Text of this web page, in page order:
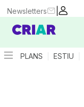
|
Newsletters
PLANS ESTIU